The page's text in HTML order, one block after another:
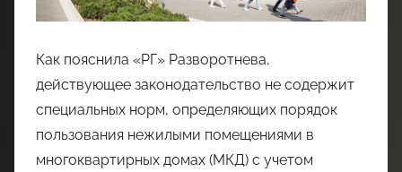
Как пояснила «РГ» Разворотнева,
действующее законодательство не содержит
специальных норм, определяющих порядок
пользования нежилыми помещениями в
многоквартирных домах (МКД) с учетом